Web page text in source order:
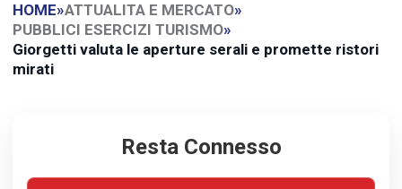
HOME»ATTUALITA E MERCATO»
PUBBLICI ESERCIZI TURISMO»
Giorgetti valuta le aperture serali e promette ristori
mirati
Resta Connesso